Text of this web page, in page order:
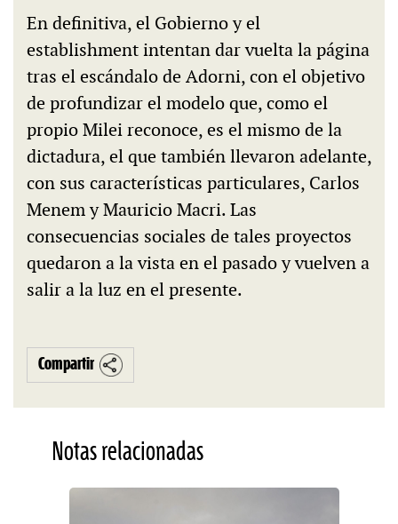
En definitiva, el Gobierno y el
establishment intentan dar vuelta la página
tras el escándalo de Adorni, con el objetivo
de profundizar el modelo que, como el
propio Milei reconoce, es el mismo de la
dictadura, el que también llevaron adelante,
con sus características particulares, Carlos
Menem y Mauricio Macri. Las
consecuencias sociales de tales proyectos
quedaron a la vista en el pasado y vuelven a
salir a la luz en el presente.
Compartir
Notas relacionadas